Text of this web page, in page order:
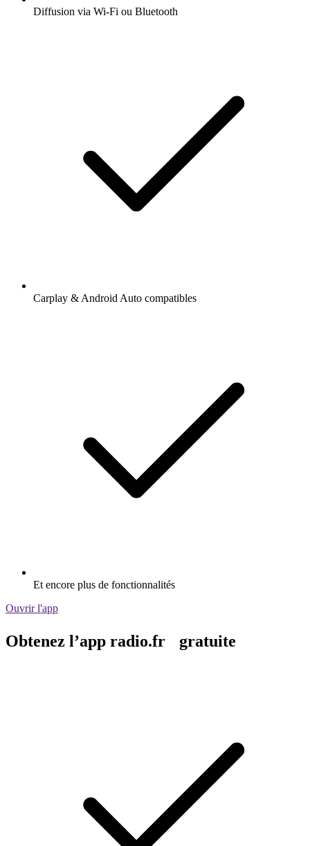
Diffusion via Wi-Fi ou Bluetooth
Carplay & Android Auto compatibles
Et encore plus de fonctionnalités
Ouvrir l'app
Obtenez l’app radio.fr gratuite